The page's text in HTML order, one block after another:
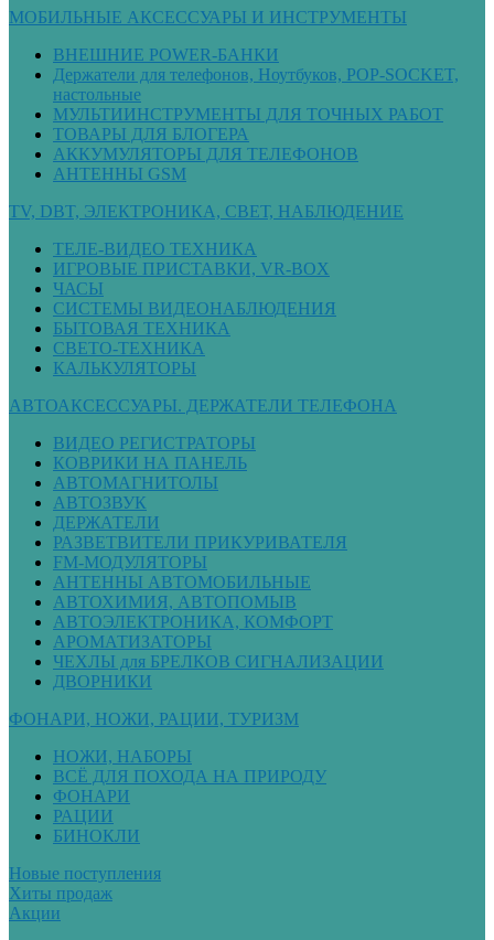
МОБИЛЬНЫЕ АКСЕCСУАРЫ И ИНСТРУМЕНТЫ
ВНЕШНИЕ POWER-БАНКИ
Держатели для телефонов, Ноутбуков, POP-SOCKET,
настольные
МУЛЬТИИНСТРУМЕНТЫ ДЛЯ ТОЧНЫХ РАБОТ
ТОВАРЫ ДЛЯ БЛОГЕРА
АККУМУЛЯТОРЫ ДЛЯ ТЕЛЕФОНОВ
АНТЕННЫ GSM
TV, DBT, ЭЛЕКТРОНИКА, СВЕТ, НАБЛЮДЕНИЕ
ТЕЛЕ-ВИДЕО ТЕХНИКА
ИГРОВЫЕ ПРИСТАВКИ, VR-BOX
ЧАСЫ
СИСТЕМЫ ВИДЕОНАБЛЮДЕНИЯ
БЫТОВАЯ ТЕХНИКА
СВЕТО-ТЕХНИКА
КАЛЬКУЛЯТОРЫ
АВТОАКСЕССУАРЫ. ДЕРЖАТЕЛИ ТЕЛЕФОНА
ВИДЕО РЕГИСТРАТОРЫ
КОВРИКИ НА ПАНЕЛЬ
АВТОМАГНИТОЛЫ
АВТОЗВУК
ДЕРЖАТЕЛИ
РАЗВЕТВИТЕЛИ ПРИКУРИВАТЕЛЯ
FM-МОДУЛЯТОРЫ
АНТЕННЫ АВТОМОБИЛЬНЫЕ
АВТОХИМИЯ, АВТОПОМЫВ
АВТОЭЛЕКТРОНИКА, КОМФОРТ
АРОМАТИЗАТОРЫ
ЧЕХЛЫ для БРЕЛКОВ СИГНАЛИЗАЦИИ
ДВОРНИКИ
ФОНАРИ, НОЖИ, РАЦИИ, ТУРИЗМ
НОЖИ, НАБОРЫ
ВСЁ ДЛЯ ПОХОДА НА ПРИРОДУ
ФОНАРИ
РАЦИИ
БИНОКЛИ
Новые поступления
Хиты продаж
Акции